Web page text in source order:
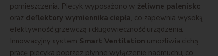
pomieszczenia. Piecyk wyposażono w żeliwne palenisko
oraz deflektory wymiennika ciepła, co zapewnia wysoką
efektywność grzewczą i długowieczność urządzenia.
Innowacyjny system Smart Ventilation umożliwia cichą
pracę piecyka poprzez płynne wyłączenie nadmuchu, co